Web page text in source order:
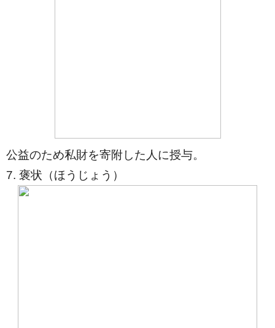
公益のため私財を寄附した人に授与。
7. 褒状（ほうじょう）